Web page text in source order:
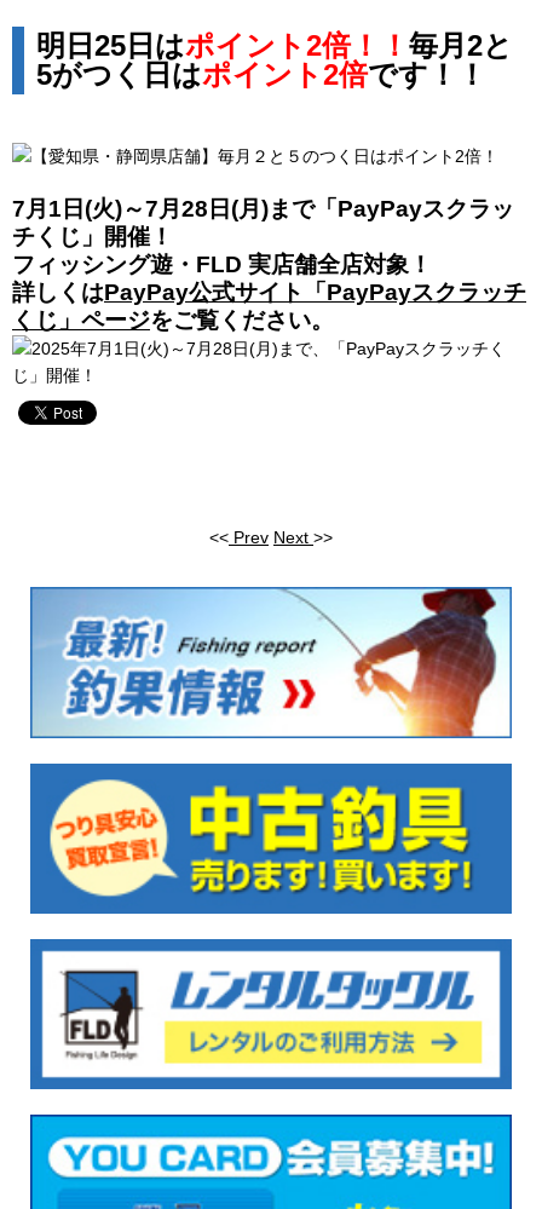
明日25日はポイント2倍！！ 毎月2と
5がつく日はポイント2倍です！！
7月1日(火)～7月28日(月)まで「PayPayスクラッ
チくじ」開催！
フィッシング遊・FLD 実店舗全店対象！
詳しくはPayPay公式サイト「PayPayスクラッチ
くじ」ページをご覧ください。
<< Prev Next >>